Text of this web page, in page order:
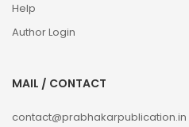
Help
Author Login
MAIL / CONTACT
contact@prabhakarpublication.in